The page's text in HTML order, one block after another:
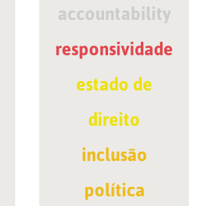
accountability
responsividade
estado de
direito
inclusão
política